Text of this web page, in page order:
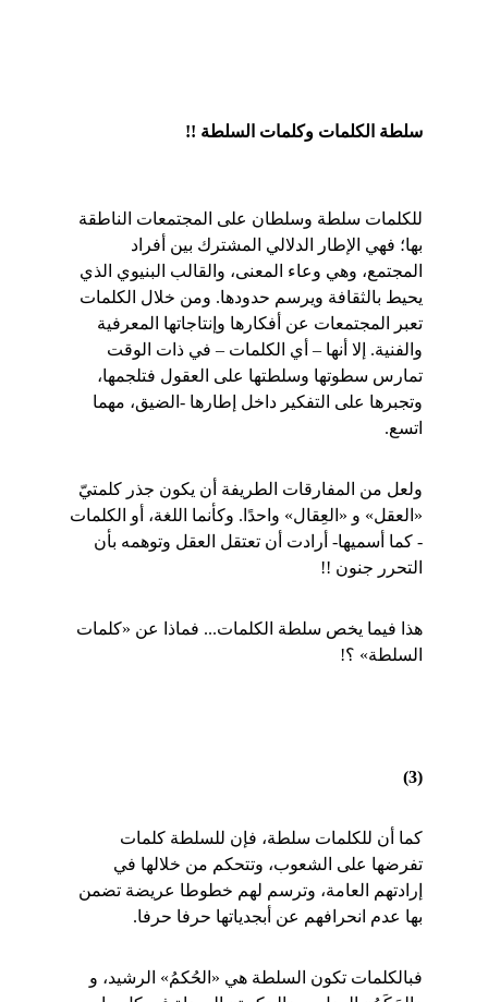
سلطة الكلمات وكلمات السلطة !!
للكلمات سلطة وسلطان على المجتمعات الناطقة
بها؛ فهي الإطار الدلالي المشترك بين أفراد
المجتمع، وهي وعاء المعنى، والقالب البنيوي الذي
يحيط بالثقافة ويرسم حدودها. ومن خلال الكلمات
تعبر المجتمعات عن أفكارها وإنتاجاتها المعرفية
والفنية. إلا أنها – أي الكلمات – في ذات الوقت
تمارس سطوتها وسلطتها على العقول فتلجمها،
وتجبرها على التفكير داخل إطارها -الضيق، مهما
اتسع.
ولعل من المفارقات الطريفة أن يكون جذر كلمتيّ
«العقل» و «العِقال» واحدًا. وكأنما اللغة، أو الكلمات
- كما أسميها- أرادت أن تعتقل العقل وتوهمه بأن
التحرر جنون !!
هذا فيما يخص سلطة الكلمات... فماذا عن «كلمات
السلطة» ؟!
(3)
كما أن للكلمات سلطة، فإن للسلطة كلمات
تفرضها على الشعوب، وتتحكم من خلالها في
إرادتهم العامة، وترسم لهم خطوطا عريضة تضمن
بها عدم انحرافهم عن أبجدياتها حرفا حرفا.
فبالكلمات تكون السلطة هي «الحُكمُ» الرشيد، و